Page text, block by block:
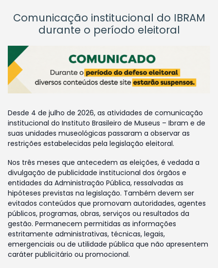
Comunicação institucional do IBRAM
durante o período eleitoral
Desde 4 de julho de 2026, as atividades de comunicação
institucional do Instituto Brasileiro de Museus – Ibram e de
suas unidades museológicas passaram a observar as
restrições estabelecidas pela legislação eleitoral.
Nos três meses que antecedem as eleições, é vedada a
divulgação de publicidade institucional dos órgãos e
entidades da Administração Pública, ressalvadas as
hipóteses previstas na legislação. Também devem ser
evitados conteúdos que promovam autoridades, agentes
públicos, programas, obras, serviços ou resultados da
gestão. Permanecem permitidas as informações
estritamente administrativas, técnicas, legais,
emergenciais ou de utilidade pública que não apresentem
caráter publicitário ou promocional.